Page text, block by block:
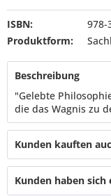
ISBN:
978-
Produktform:
Beschreibung
"Gelebte
die das Wagnis zu
Kunden kauften
Kunden haben sich